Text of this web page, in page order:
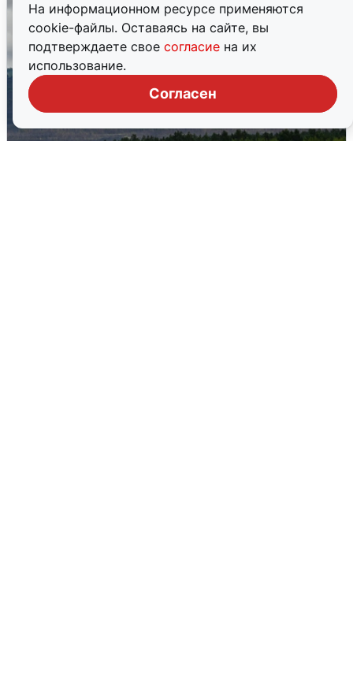
На информационном ресурсе применяются
cookie-файлы. Оставаясь на сайте, вы
подтверждаете свое согласие на их
использование.
Согласен